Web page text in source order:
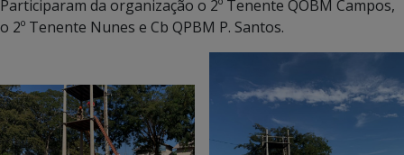
Participaram da organização o 2º Tenente QOBM Campos,
o 2º Tenente Nunes e Cb QPBM P. Santos.